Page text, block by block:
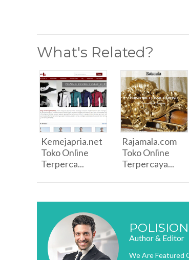
What's Related?
Kemejapria.net
Toko Online
Terperca...
Rajamala.com
Toko Online
Terpercaya...
Author & Editor
We Are Featured